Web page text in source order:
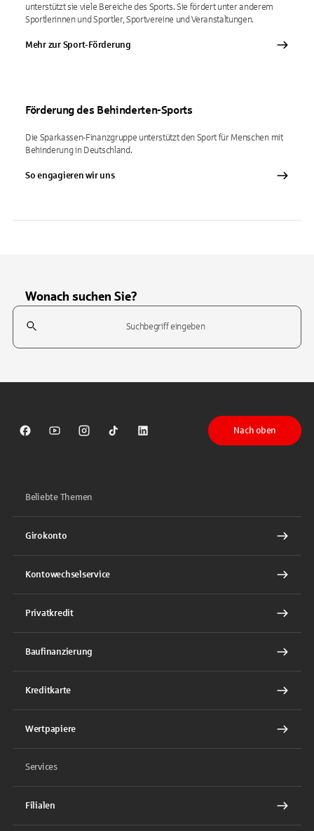
unterstützt sie viele Bereiche des Sports. Sie fördert unter anderem
Sportlerinnen und Sportler, Sportvereine und Veranstaltungen.
Mehr zur Sport-Förderung
Förderung des Behinderten-Sports
Die Sparkassen-Finanzgruppe unterstützt den Sport für Menschen mit
Behinderung in Deutschland.
So engagieren wir uns
Wonach suchen Sie?
Suchfeld
Sparkasse auf Facebook
Sparkasse auf Youtube
Sparkasse auf Instagram
Sparkasse auf TikTok
Sparkasse auf LinkedIn
Nach oben
Beliebte Themen
Girokonto
Kontowechselservice
Privatkredit
Baufinanzierung
Kreditkarte
Wertpapiere
Services
Filialen